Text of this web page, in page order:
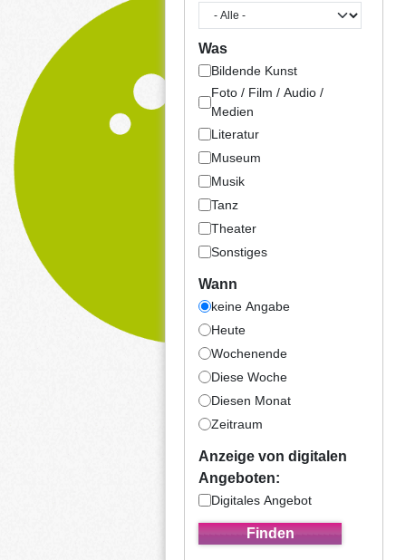
Was
Bildende Kunst
Foto / Film / Audio /
Medien
Literatur
Museum
Musik
Tanz
Theater
Sonstiges
Wann
keine Angabe
Heute
Wochenende
Diese Woche
Diesen Monat
Zeitraum
Anzeige von digitalen
Angeboten:
Digitales Angebot